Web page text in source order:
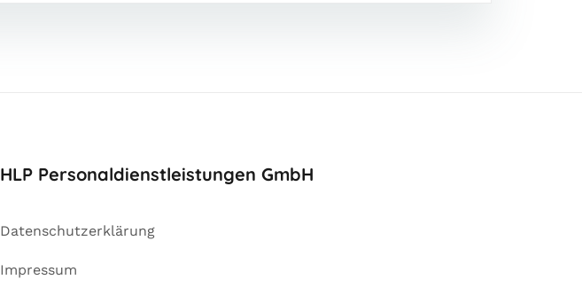
HLP Personaldienstleistungen GmbH
Datenschutzerklärung
Impressum